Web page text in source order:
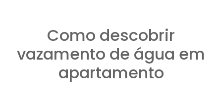
Como descobrir
vazamento de água em
apartamento